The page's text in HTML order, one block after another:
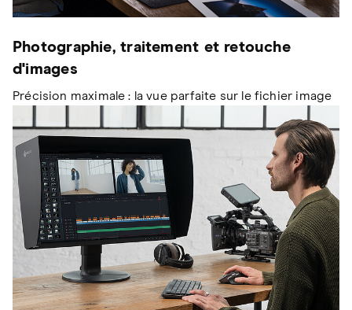
Photographie, traitement et retouche
d'images
Précision maximale : la vue parfaite sur le fichier image